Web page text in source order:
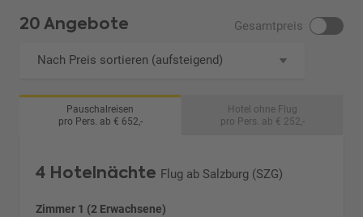
20 Angebote Gesamtpreis
Nach Preis sortieren (aufsteigend)
Pauschalreisen
pro Pers. ab € 652,-
Hotel ohne Flug
pro Pers. ab € 252,-
4 Hotelnächte Flug ab Salzburg (SZG)
Zimmer 1 (2 Erwachsene)